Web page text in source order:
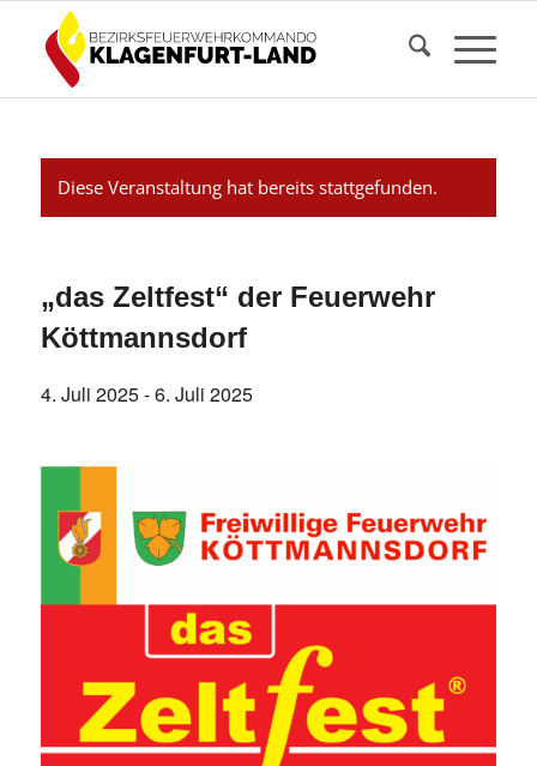
Diese Veranstaltung hat bereits stattgefunden.
„das Zeltfest“ der Feuerwehr
Köttmannsdorf
4. Juli 2025-6. Juli 2025